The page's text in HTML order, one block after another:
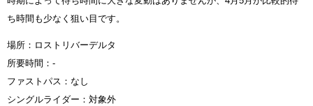
ち時間も少なく狙い目です。
場所：ロストリバーデルタ
所要時間：‐
ファストパス：なし
シングルライダー：対象外